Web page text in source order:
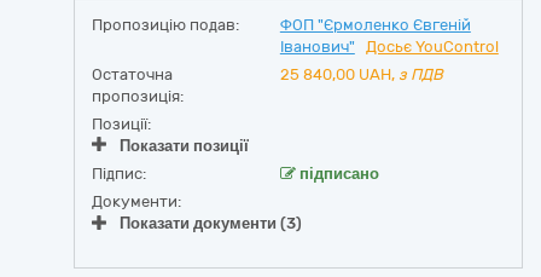
Пропозицію подав:
ФОП "Єрмоленко Євгеній
Іванович"
Досьє YouControl
Остаточна
пропозиція:
25 840,00 UAH, з ПДВ
Позиції:
Показати позиції
Підпис:
підписано
Документи:
Показати документи (3)